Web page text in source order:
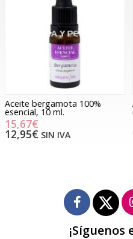
Aceite rosa extra 100%
esencial, 10 ml.
113,86€
94,10€SIN IVA
¡Síguenos